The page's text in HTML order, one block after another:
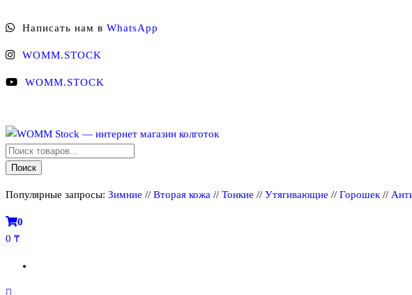
к
Написать нам в WhatsApp
WOMM.STOCK
WOMM.STOCK
WOMM Stock — интернет магазин колготок
Колготки MANZI, Naja Street тонкие, фантазийные, чулки, лосины
Поиск
товаров
Поиск
Популярные запросы: Зимние // Вторая кожа // Тонкие // Утягивающие // Горошек //
0
0 ₸